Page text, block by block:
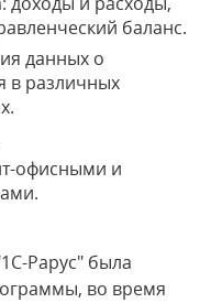
баланс.
данных о
в различных
офисными и
Рарус" была
во время